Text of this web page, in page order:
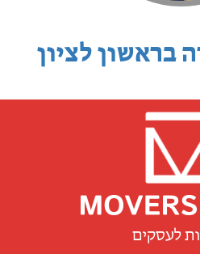
בראשון לציון
לעסקים